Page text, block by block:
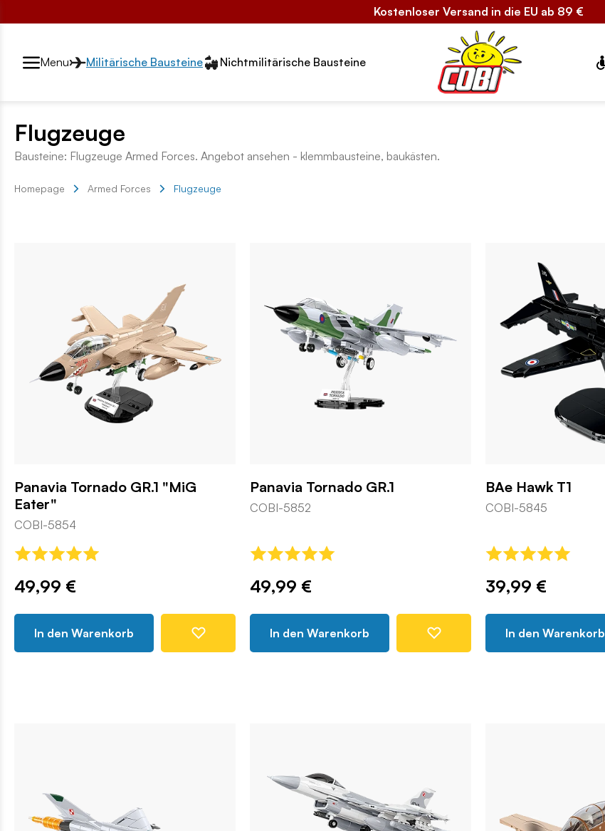
Kostenloser Versand in die EU ab 89 €
Przełącznik segmentów2
Menu Militärische Bausteine Nichtmilitärische Bausteine
Flugzeuge
Bausteine: Flugzeuge Armed Forces. Angebot ansehen - klemmbausteine, baukästen.
Homepage Armed Forces Flugzeuge
Panavia Tornado GR.1 "MiG
Eater"
COBI-5854
49,99 €
In den Warenkorb
Panavia Tornado GR.1
COBI-5852
49,99 €
In den Warenkorb
BAe Hawk T1
COBI-5845
39,99 €
In den Warenkorb